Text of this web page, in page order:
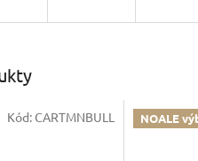
Kód: CARTMNBULL NOALE